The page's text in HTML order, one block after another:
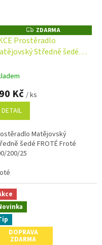
Z
D
A
R
ZDARMA
Prostěradlo
Středně šedé
Kč/ ks
DETAIL
Matějovský
šedé FROTÉ Froté
200/25
DOPRAVA
ZDARMA